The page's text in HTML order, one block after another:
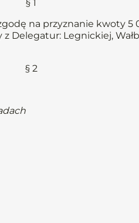
§ 1
na przyznanie kwoty 5
Delegatur: Legnickiej,
§ 2